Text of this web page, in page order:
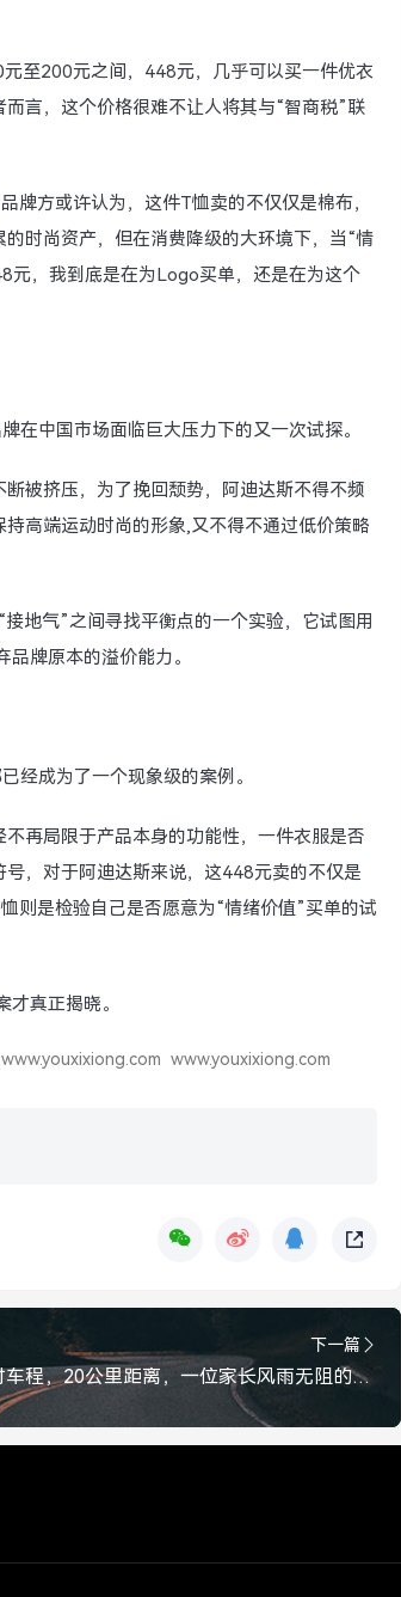
至200元之间，448元，几乎可以买一件优衣
言，这个价格很难不让人将其与“智商税”联
牌方或许认为，这件T恤卖的不仅仅是棉布，
时尚资产，但在消费降级的大环境下，当“情
元，我到底是在为Logo买单，还是在为这个
在中国市场面临巨大压力下的又一次试探。
被挤压，为了挽回颓势，阿迪达斯不得不频
高端运动时尚的形象,又不得不通过低价策略
地气”之间寻找平衡点的一个实验，它试图用
牌原本的溢价能力。
经成为了一个现象级的案例。
再局限于产品本身的功能性，一件衣服是否
，对于阿迪达斯来说，这448元卖的不仅是
则是检验自己是否愿意为“情绪价值”买单的试
真正揭晓。
www.youxixiong.com www.youxixiong.com
下一篇
1小时车程，20公里距离，一位家长风雨无阻的单程奔赴，1小时，20公里，一位家长风雨无阻的爱的奔赴